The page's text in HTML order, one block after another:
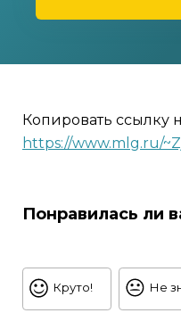
Копировать ссылку
https://www.mlg.ru/
Понравилась ли
Круто! Не